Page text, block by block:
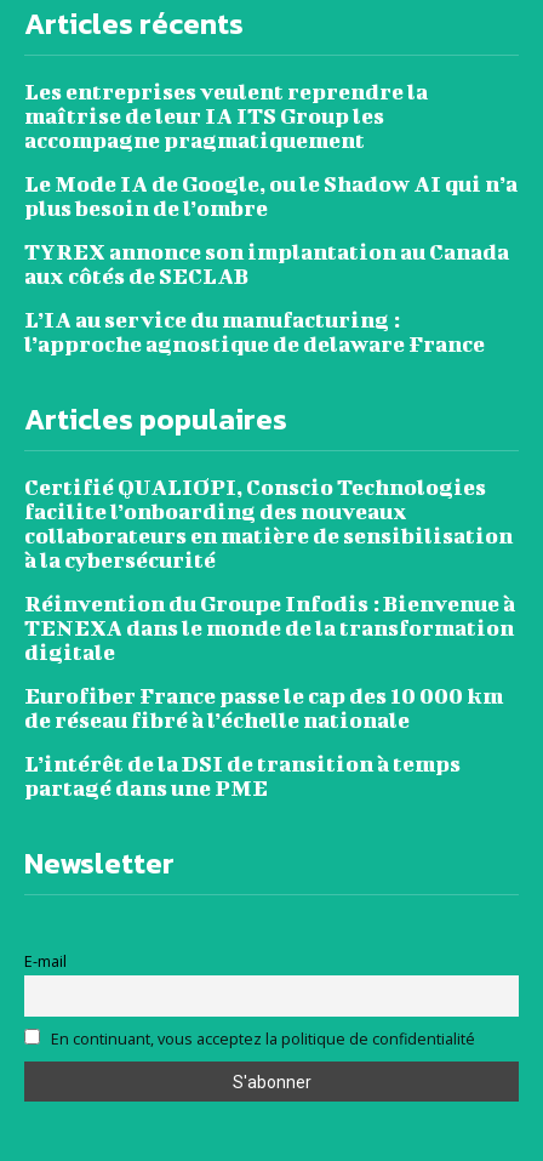
Articles récents
Les entreprises veulent reprendre la
maîtrise de leur IA ITS Group les
accompagne pragmatiquement
Le Mode IA de Google, ou le Shadow AI qui n’a
plus besoin de l’ombre
TYREX annonce son implantation au Canada
aux côtés de SECLAB
L’IA au service du manufacturing :
l’approche agnostique de delaware France
Articles populaires
Certifié QUALIOPI, Conscio Technologies
facilite l’onboarding des nouveaux
collaborateurs en matière de sensibilisation
à la cybersécurité
Réinvention du Groupe Infodis : Bienvenue à
TENEXA dans le monde de la transformation
digitale
Eurofiber France passe le cap des 10 000 km
de réseau fibré à l’échelle nationale
L’intérêt de la DSI de transition à temps
partagé dans une PME
Newsletter
E-mail
En continuant, vous acceptez la politique de confidentialité